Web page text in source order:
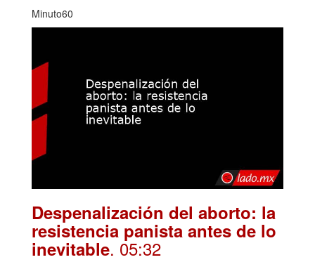
Minuto60
Despenalización del aborto: la
resistencia panista antes de lo
inevitable. 05:32